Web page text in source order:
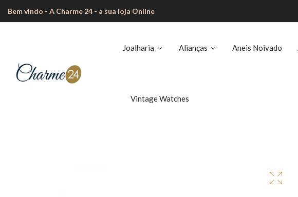
Bem vindo - A Charme 24 - a sua loja Online
Joalharia Alianças Aneis Noivado
Vintage Watches